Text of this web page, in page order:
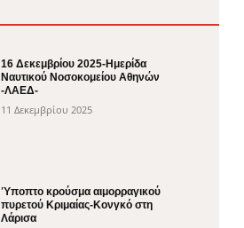
16 Δεκεμβρίου 2025-Ημερίδα
Ναυτικού Νοσοκομείου Αθηνών
-ΛΑΕΔ-
11 Δεκεμβρίου 2025
Ύποπτο κρούσμα αιμορραγικού
πυρετού Κριμαίας-Κονγκό στη
Λάρισα